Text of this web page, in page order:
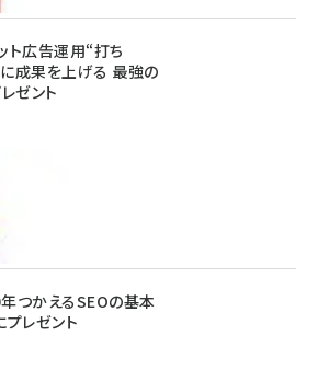
ト広告運用“打ち
成果を上げる 最強の
ゼント
つかえるSEOの基本
プレゼント